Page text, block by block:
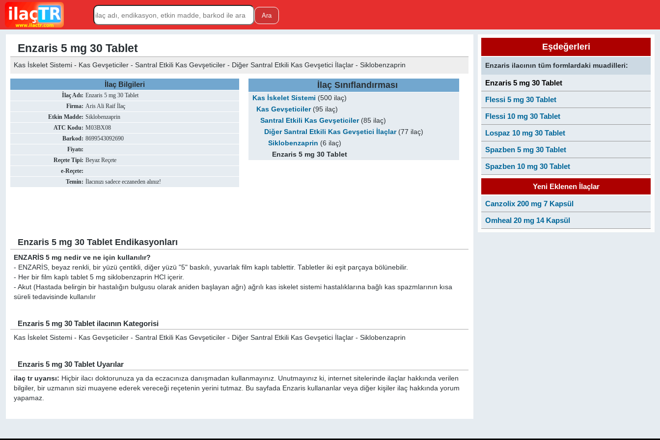
Enzaris 5 mg 30 Tablet
Kas İskelet Sistemi - Kas Gevşeticiler - Santral Etkili Kas Gevşeticiler - Diğer Santral Etkili Kas Gevşetici İlaçlar - Siklobenzaprin
İlaç Bilgileri
İlaç Adı: Enzaris 5 mg 30 Tablet
Firma: Aris Ali Raif İlaç
Etkin Madde: Siklobenzaprin
ATC Kodu: M03BX08
Barkod: 8699543092690
Fiyatı:
Reçete Tipi: Beyaz Reçete
e-Reçete:
Temin: İlacınızı sadece eczaneden alınız!
İlaç Sınıflandırması
Kas İskelet Sistemi (500 ilaç)
Kas Gevşeticiler(95 ilaç)
Santral Etkili Kas Gevşeticiler(85 ilaç)
Diğer Santral Etkili Kas Gevşetici İlaçlar(77 ilaç)
Siklobenzaprin (6 ilaç)
Enzaris 5 mg 30 Tablet
Enzaris 5 mg 30 Tablet Endikasyonları
ENZARİS 5 mg nedir ve ne için kullanılır?
- ENZARİS, beyaz renkli, bir yüzü çentikli, diğer yüzü "5" baskılı, yuvarlak film kaplı tablettir. Tabletler iki eşit parçaya bölünebilir.
- Her bir film kaplı tablet 5 mg siklobenzaprin HCl içerir.
- Akut (Hastada belirgin bir hastalığın bulgusu olarak aniden başlayan ağrı) ağrılı kas iskelet sistemi hastalıklarına bağlı kas spazmlarının kısa
süreli tedavisinde kullanılır
Enzaris 5 mg 30 Tablet ilacının Kategorisi
Kas İskelet Sistemi - Kas Gevşeticiler - Santral Etkili Kas Gevşeticiler - Diğer Santral Etkili Kas Gevşetici İlaçlar - Siklobenzaprin
Enzaris 5 mg 30 Tablet Uyarılar
ilaç tr uyarısı: Hiçbir ilacı doktorunuza ya da eczacınıza danışmadan kullanmayınız. Unutmayınız ki, internet sitelerinde ilaçlar hakkında verilen
bilgiler, bir uzmanın sizi muayene ederek vereceği reçetenin yerini tutmaz. Bu sayfada Enzaris kullananlar veya diğer kişiler ilaç hakkında yorum
yapamaz.
Eşdeğerleri
Enzaris ilacının tüm formlardaki muadilleri:
Enzaris 5 mg 30 Tablet
Flessi 5 mg 30 Tablet
Flessi 10 mg 30 Tablet
Lospaz 10 mg 30 Tablet
Spazben 5 mg 30 Tablet
Spazben 10 mg 30 Tablet
Yeni Eklenen İlaçlar
Canzolix 200 mg 7 Kapsül
Omheal 20 mg 14 Kapsül